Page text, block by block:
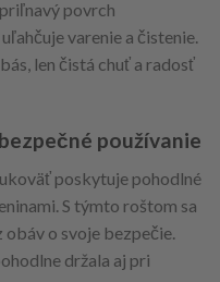
povrch
varenie a čistenie.
len čistá chuť a radosť
používanie
poskytuje pohodlné
S týmto roštom sa
o svoje bezpečie.
držala aj pri